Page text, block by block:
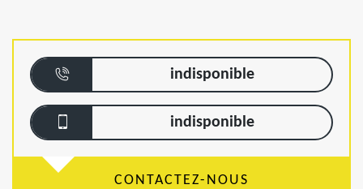
indisponible
indisponible
CONTACTEZ-NOUS